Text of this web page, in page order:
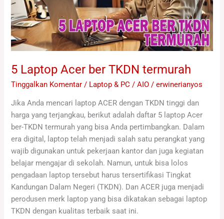
5 Laptop Acer ber TKDN termurah
Tinggalkan Komentar / Laptop & PC / AIO /erwinerianyos
Jika Anda mencari laptop ACER dengan TKDN tinggi dan
harga yang terjangkau, berikut adalah daftar 5 laptop Acer
ber-TKDN termurah yang bisa Anda pertimbangkan. Dalam
era digital, laptop telah menjadi salah satu perangkat yang
wajib digunakan untuk pekerjaan kantor dan juga kegiatan
belajar mengajar di sekolah. Namun, untuk bisa lolos
pengadaan laptop tersebut harus tersertifikasi Tingkat
Kandungan Dalam Negeri (TKDN). Dan ACER juga menjadi
perodusen merk laptop yang bisa dikatakan sebagai laptop
TKDN dengan kualitas terbaik saat ini.